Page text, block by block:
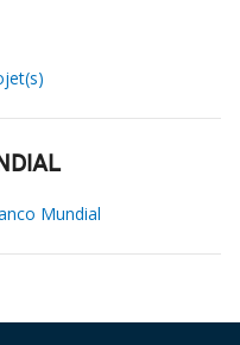
Mundial